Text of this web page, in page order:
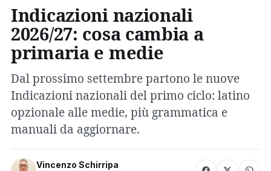
Indicazioni nazionali
2026/27: cosa cambia a
primaria e medie
Dal prossimo settembre partono le nuove
Indicazioni nazionali del primo ciclo: latino
opzionale alle medie, più grammatica e
manuali da aggiornare.
Vincenzo Schirripa